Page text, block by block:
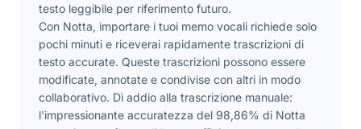
testo leggibile per riferimento futuro.
Con Notta, importare i tuoi memo vocali richiede solo
pochi minuti e riceverai rapidamente trascrizioni di
testo accurate. Queste trascrizioni possono essere
modificate, annotate e condivise con altri in modo
collaborativo. Dì addio alla trascrizione manuale:
l'impressionante accuratezza del 98,86% di Notta